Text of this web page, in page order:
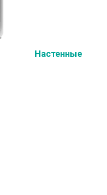
Настенные